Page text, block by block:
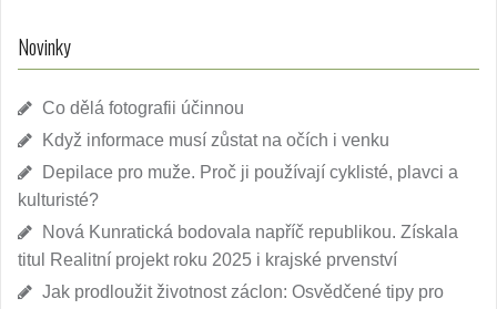
Novinky
Co dělá fotografii účinnou
Když informace musí zůstat na očích i venku
Depilace pro muže. Proč ji používají cyklisté, plavci a
kulturisté?
Nová Kunratická bodovala napříč republikou. Získala
titul Realitní projekt roku 2025 i krajské prvenství
Jak prodloužit životnost záclon: Osvědčené tipy pro